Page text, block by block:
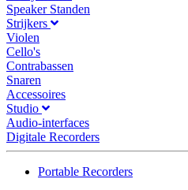
Speaker Standen
Strijkers
Violen
Cello's
Contrabassen
Snaren
Accessoires
Studio
Audio-interfaces
Digitale Recorders
Portable Recorders